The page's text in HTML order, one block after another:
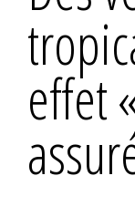
effet